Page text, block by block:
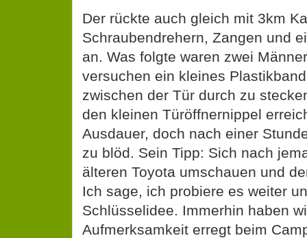
Der rückte auch gleich mit 3km
Schraubendrehern, Zangen und
an. Was folgte waren zwei
versuchen ein kleines
zwischen der Tür durch zu
den kleinen Türöffnernippel
Ausdauer, doch nach einer
zu blöd. Sein Tipp: Sich nach
älteren Toyota umschauen und
Ich sage, ich probiere es weiter
Schlüsselidee. Immerhin haben
Aufmerksamkeit erregt beim